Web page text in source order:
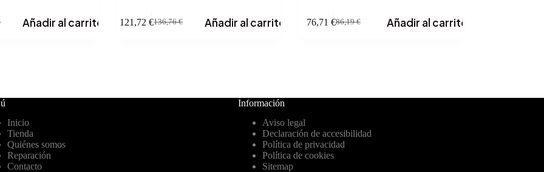
Añadir al carrito 136,76€
El
121,72€El
Añadir al carrito 86,19€
El
76,71 €El
Añadir al carrito
Inicio
Tienda
Quiénes somos
Reparación
Contacto
Información
Aviso legal
Declaración de accesibilidad
Política de privacidad
Política de cookies
Sitemap